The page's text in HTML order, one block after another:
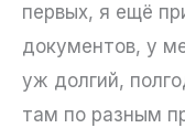
первых, я ещё
документов, у
уж долгий,
там по разным